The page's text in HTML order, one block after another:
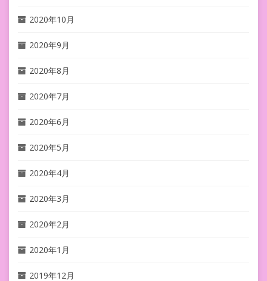
2020年10月
2020年9月
2020年8月
2020年7月
2020年6月
2020年5月
2020年4月
2020年3月
2020年2月
2020年1月
2019年12月